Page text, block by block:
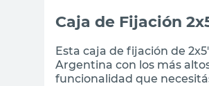
Caja de Fijación
Esta caja de fijación de
Argentina con los más
funcionalidad que